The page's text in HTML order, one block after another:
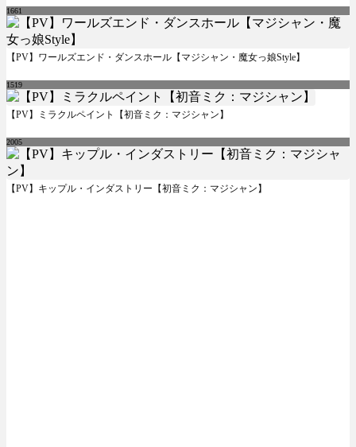
1661
【PV】ワールズエンド・ダンスホール【マジシャン・魔女っ娘Style】
1519
【PV】ミラクルペイント【初音ミク：マジシャン】
2005
【PV】キップル・インダストリー【初音ミク：マジシャン】